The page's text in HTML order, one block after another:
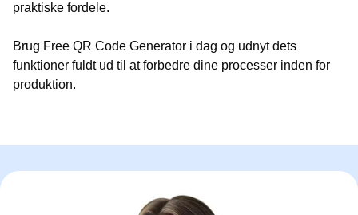
praktiske fordele.
Brug Free QR Code Generator i dag og udnyt dets
funktioner fuldt ud til at forbedre dine processer inden for
produktion.